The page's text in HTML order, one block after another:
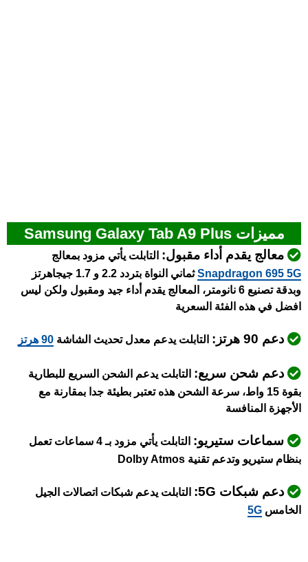
مميزات Samsung Galaxy Tab A9 Plus
معالج يقدم أداء مقبول: التابلت يأتي مزود بمعالج
Snapdragon 695 5G
ثماني النواة بتردد 2.2 و 1.7 جيجاهرتز
وبدقة تصنيع 6 نانومتر، المعالج يقدم أداء جيد ومقبول ولكن ليس
افضل في هذه الفئة السعرية
دعم 90 هرتز: التابلت يدعم معدل تحديث الشاشة 90 هرتز
دعم شحن سريع: التابلت يدعم الشحن السريع للبطارية
بقوة 15 واط، سرعة الشحن هذه تعتبر بطيئة جدا بمقارنة مع
الأجهزة المنافسة
سماعات ستيريو:
التابلت يأتي مزود بـ 4 سماعات تعمل
بنظام ستيريو وتدعم تقنية Dolby Atmos
دعم شبكات 5G:
التابلت يدعم شبكات اتصالات الجيل
الخامس 5G